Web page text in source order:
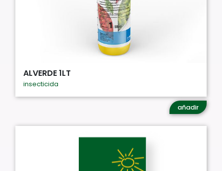
ALVERDE 1LT
insecticida
añadir